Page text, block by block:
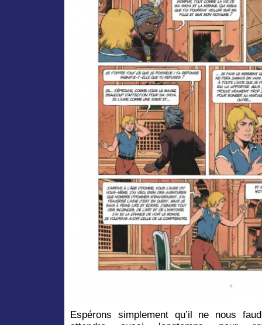
Espérons simplement qu’il ne nous